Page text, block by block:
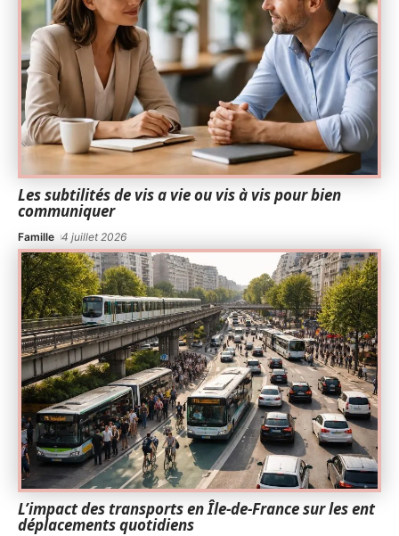
Les subtilités de vis a vie ou vis à vis pour bien
communiquer
Famille 4 juillet 2026
L’impact des transports en Île-de-France sur les ent
déplacements quotidiens